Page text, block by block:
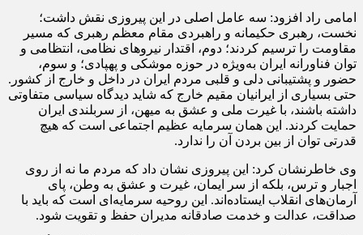
امامی راد افزود: سه عامل اصلی در این پیروزی نقش داشت؛
نخست، رهبری حکیمانه و راهبردی مقام معظم رهبری که مسیر
مقاومت را ترسیم کردند؛ دوم، اقتدار نیروهای نظامی، انتظامی و
توان فناورانه ایران به‌ویژه در حوزه موشکی و پهپادی؛ و سوم،
حضور و پشتیبانی دلی و قلبی مردم ایران در داخل و خارج از کشور.
حتی بسیاری از ایرانیان مقیم خارج که شاید دیدگاه سیاسی متفاوتی
داشته باشند، با غیرت ملی و عشق به میهن، از سربلندی ایران
حمایت کردند. این همان سرمایه عظیم اجتماعی است که هیچ
قدرتی توان از بین بردن آن را ندارد.
وی خاطرنشان کرد: این پیروزی نشان داد که مردم ما نه از روی
اجبار و ترس، بلکه از سر ایمان، غیرت و عشق به وطن، پای
آرمان‌های انقلاب ایستاده‌اند. این روحیه سرمایه‌ای است که باید با
صداقت، عدالت و خدمت صادقانه مدیران حفظ و تقویت شود.